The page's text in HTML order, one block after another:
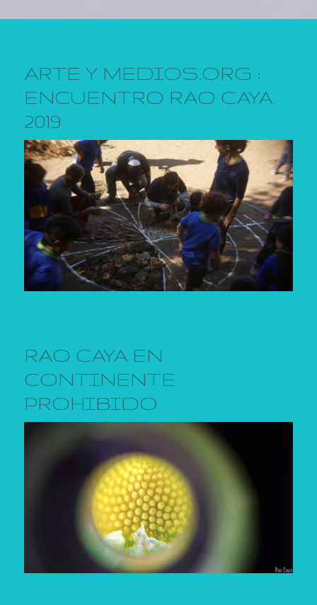
ARTE Y MEDIOS.ORG :
ENCUENTRO RAO CAYA
2019
RAO CAYA EN
CONTINENTE
PROHIBIDO